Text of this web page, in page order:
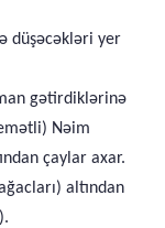
düşəcəkləri yer
gətirdiklərinə
Nəim
çaylar axar.
altından